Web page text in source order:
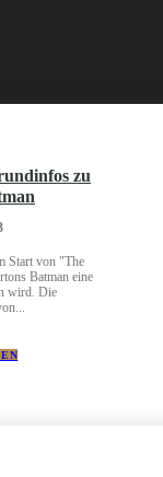
zu
Start von "The
Batman eine
wird. Die